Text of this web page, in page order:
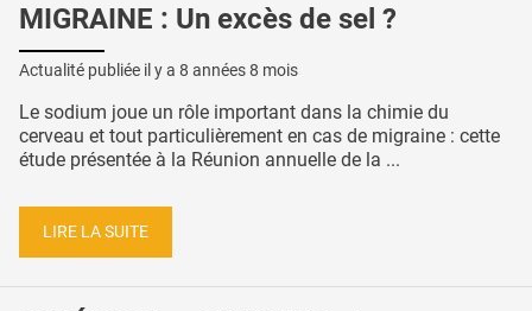
MIGRAINE : Un excès de sel ?
Actualité publiée il y a 8 années 8 mois
Le sodium joue un rôle important dans la chimie du
cerveau et tout particulièrement en cas de migraine : cette
étude présentée à la Réunion annuelle de la ...
LIRE LA SUITE